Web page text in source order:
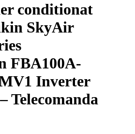
conditionat
SkyAir
FBA100A-
Inverter
Telecomanda